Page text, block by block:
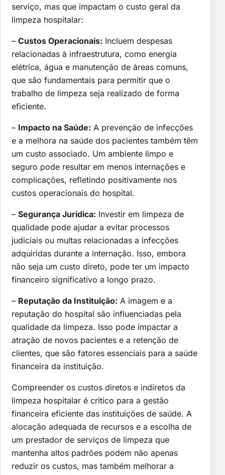
serviço, mas que impactam o custo geral da
limpeza hospitalar:
– Custos Operacionais: Incluem despesas
relacionadas à infraestrutura, como energia
elétrica, água e manutenção de áreas comuns,
que são fundamentais para permitir que o
trabalho de limpeza seja realizado de forma
eficiente.
– Impacto na Saúde: A prevenção de infecções
e a melhora na saúde dos pacientes também têm
um custo associado. Um ambiente limpo e
seguro pode resultar em menos internações e
complicações, refletindo positivamente nos
custos operacionais do hospital.
– Segurança Jurídica: Investir em limpeza de
qualidade pode ajudar a evitar processos
judiciais ou multas relacionadas a infecções
adquiridas durante a internação. Isso, embora
não seja um custo direto, pode ter um impacto
financeiro significativo a longo prazo.
– Reputação da Instituição: A imagem e a
reputação do hospital são influenciadas pela
qualidade da limpeza. Isso pode impactar a
atração de novos pacientes e a retenção de
clientes, que são fatores essenciais para a saúde
financeira da instituição.
Compreender os custos diretos e indiretos da
limpeza hospitalar é crítico para a gestão
financeira eficiente das instituições de saúde. A
alocação adequada de recursos e a escolha de
um prestador de serviços de limpeza que
mantenha altos padrões podem não apenas
reduzir os custos, mas também melhorar a